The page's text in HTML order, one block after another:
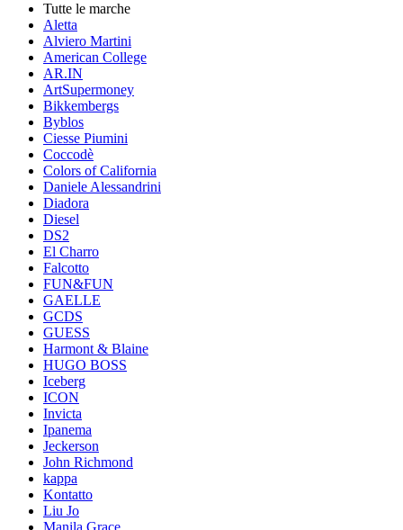
Tutte le marche
Aletta
Alviero Martini
American College
AR.IN
ArtSupermoney
Bikkembergs
Byblos
Ciesse Piumini
Coccodè
Colors of California
Daniele Alessandrini
Diadora
Diesel
DS2
El Charro
Falcotto
FUN&FUN
GAELLE
GCDS
GUESS
Harmont & Blaine
HUGO BOSS
Iceberg
ICON
Invicta
Ipanema
Jeckerson
John Richmond
kappa
Kontatto
Liu Jo
Manila Grace